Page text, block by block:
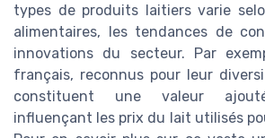
types de produits laitiers varie
alimentaires, les tendances de
innovations du secteur. Par
français, reconnus pour leur
constituent une valeur
influençant les prix du lait utilisés